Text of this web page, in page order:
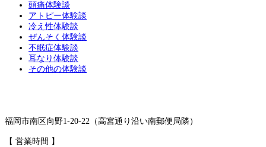
頭痛体験談
アトピー体験談
冷え性体験談
ぜんそく体験談
不眠症体験談
耳なり体験談
その他の体験談
福岡市南区向野1-20-22（高宮通り沿い南郵便局隣）
【 営業時間 】